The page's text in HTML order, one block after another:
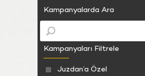
Kampanyalarda Ara
Kampanyaları Filtrele
Juzdan’a Özel